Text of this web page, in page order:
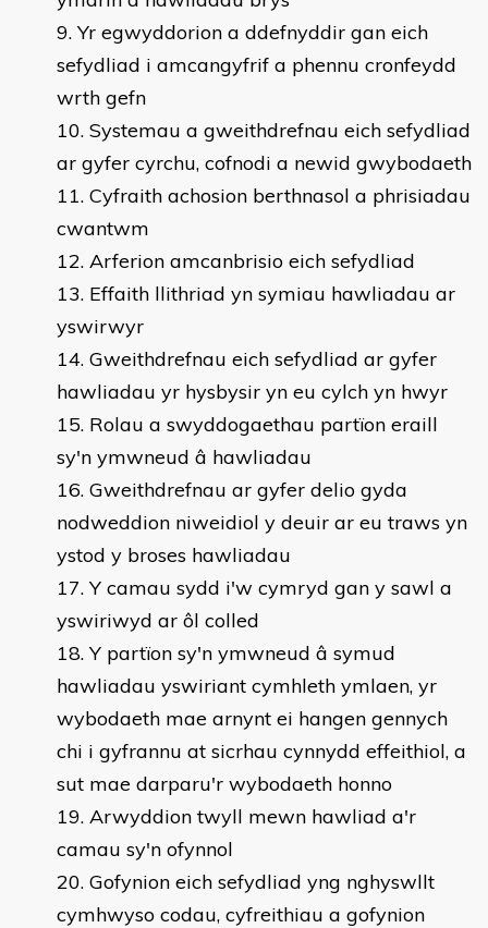
Yr egwyddorion a ddefnyddir gan eich
sefydliad i amcangyfrif a phennu cronfeydd
wrth gefn
Systemau a gweithdrefnau eich sefydliad
ar gyfer cyrchu, cofnodi a newid gwybodaeth
Cyfraith achosion berthnasol a phrisiadau
cwantwm
Arferion amcanbrisio eich sefydliad
Effaith llithriad yn symiau hawliadau ar
yswirwyr
Gweithdrefnau eich sefydliad ar gyfer
hawliadau yr hysbysir yn eu cylch yn hwyr
Rolau a swyddogaethau partïon eraill
sy'n ymwneud â hawliadau
Gweithdrefnau ar gyfer delio gyda
nodweddion niweidiol y deuir ar eu traws yn
ystod y broses hawliadau
Y camau sydd i'w cymryd gan y sawl a
yswiriwyd ar ôl colled
Y partïon sy'n ymwneud â symud
hawliadau yswiriant cymhleth ymlaen, yr
wybodaeth mae arnynt ei hangen gennych
chi i gyfrannu at sicrhau cynnydd effeithiol, a
sut mae darparu'r wybodaeth honno
Arwyddion twyll mewn hawliad a'r
camau sy'n ofynnol
Gofynion eich sefydliad yng nghyswllt
cymhwyso codau, cyfreithiau a gofynion